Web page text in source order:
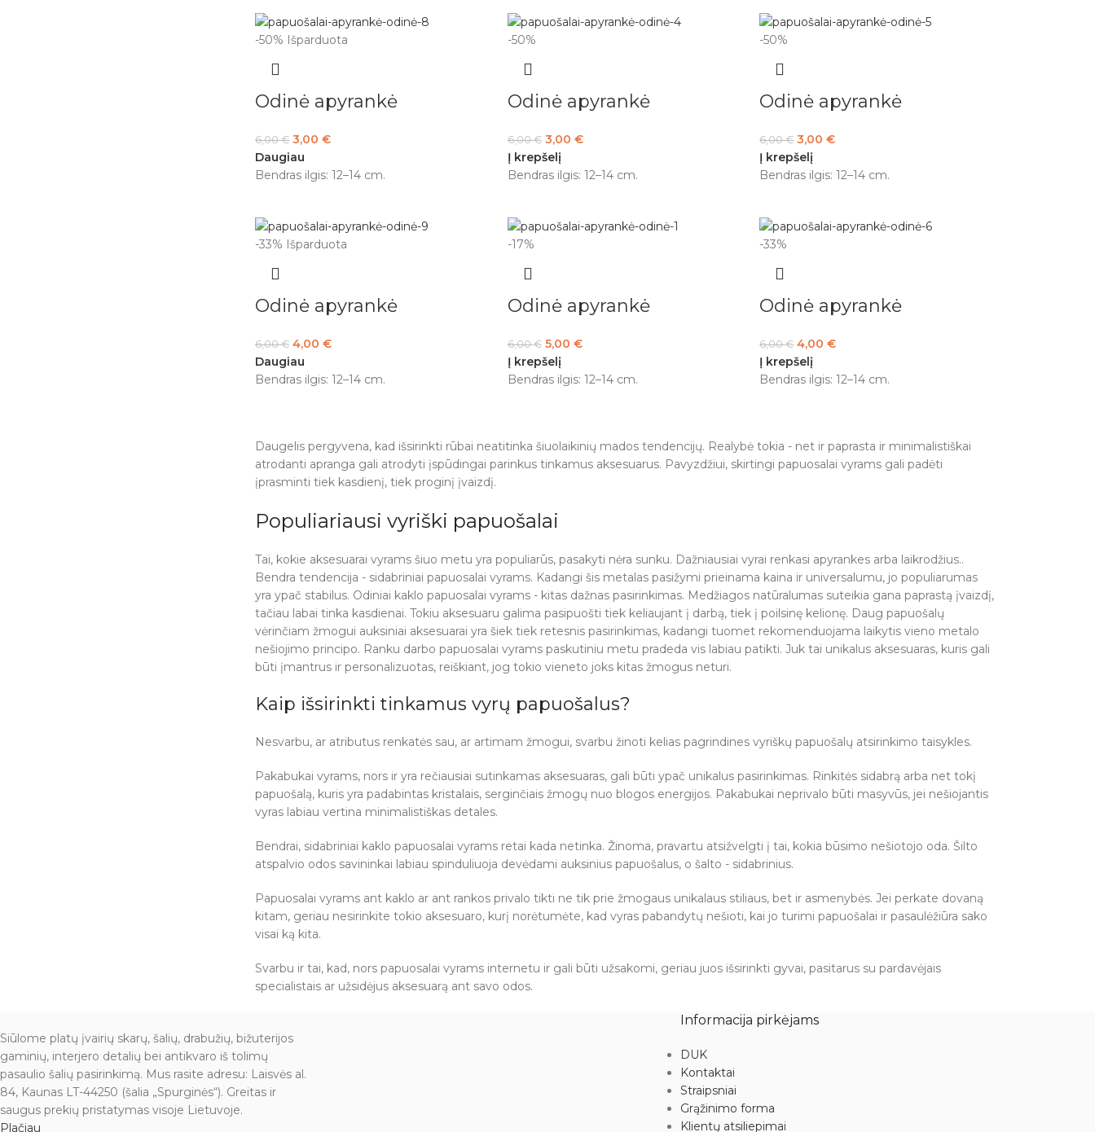
-50% Išparduota
Odinė apyrankė
6,00€ 3,00 €
Daugiau
Bendras ilgis: 12–14 cm.
-50%
Odinė apyrankė
6,00€ 3,00 €
Į krepšelį
Bendras ilgis: 12–14 cm.
-50%
Odinė apyrankė
6,00€ 3,00€
Į krepšelį
Bendras ilgis: 12–14 cm.
-33% Išparduota
Odinė apyrankė
6,00€ 4,00 €
Daugiau
Bendras ilgis: 12–14 cm.
-17%
Odinė apyrankė
6,00€ 5,00 €
Į krepšelį
Bendras ilgis: 12–14 cm.
-33%
Odinė apyrankė
6,00€ 4,00€
Į krepšelį
Bendras ilgis: 12–14 cm.
Daugelis pergyvena, kad išsirinkti rūbai neatitinka šiuolaikinių mados tendencijų. Realybė tokia - net ir paprasta ir minimalistiškai
atrodanti apranga gali atrodyti įspūdingai parinkus tinkamus aksesuarus. Pavyzdžiui, skirtingi papuosalai vyrams gali padėti
įprasminti tiek kasdienį, tiek proginį įvaizdį.
Populiariausi vyriški papuošalai
Tai, kokie aksesuarai vyrams šiuo metu yra populiarūs, pasakyti nėra sunku. Dažniausiai vyrai renkasi apyrankes arba laikrodžius..
Bendra tendencija - sidabriniai papuosalai vyrams. Kadangi šis metalas pasižymi prieinama kaina ir universalumu, jo populiarumas
yra ypač stabilus. Odiniai kaklo papuosalai vyrams - kitas dažnas pasirinkimas. Medžiagos natūralumas suteikia gana paprastą įvaizdį,
tačiau labai tinka kasdienai. Tokiu aksesuaru galima pasipuošti tiek keliaujant į darbą, tiek į poilsinę kelionę. Daug papuošalų
vėrinčiam žmogui auksiniai aksesuarai yra šiek tiek retesnis pasirinkimas, kadangi tuomet rekomenduojama laikytis vieno metalo
nešiojimo principo. Ranku darbo papuosalai vyrams paskutiniu metu pradeda vis labiau patikti. Juk tai unikalus aksesuaras, kuris gali
būti įmantrus ir personalizuotas, reiškiant, jog tokio vieneto joks kitas žmogus neturi.
Kaip išsirinkti tinkamus vyrų papuošalus?
Nesvarbu, ar atributus renkatės sau, ar artimam žmogui, svarbu žinoti kelias pagrindines vyriškų papuošalų atsirinkimo taisykles.
Pakabukai vyrams, nors ir yra rečiausiai sutinkamas aksesuaras, gali būti ypač unikalus pasirinkimas. Rinkitės sidabrą arba net tokį
papuošalą, kuris yra padabintas kristalais, serginčiais žmogų nuo blogos energijos. Pakabukai neprivalo būti masyvūs, jei nešiojantis
vyras labiau vertina minimalistiškas detales.
Bendrai, sidabriniai kaklo papuosalai vyrams retai kada netinka. Žinoma, pravartu atsižvelgti į tai, kokia būsimo nešiotojo oda. Šilto
atspalvio odos savininkai labiau spinduliuoja devėdami auksinius papuošalus, o šalto - sidabrinius.
Papuosalai vyrams ant kaklo ar ant rankos privalo tikti ne tik prie žmogaus unikalaus stiliaus, bet ir asmenybės. Jei perkate dovaną
kitam, geriau nesirinkite tokio aksesuaro, kurį norėtumėte, kad vyras pabandytų nešioti, kai jo turimi papuošalai ir pasaulėžiūra sako
visai ką kita.
Svarbu ir tai, kad, nors papuosalai vyrams internetu ir gali būti užsakomi, geriau juos išsirinkti gyvai, pasitarus su pardavėjais
specialistais ar užsidėjus aksesuarą ant savo odos.
Siūlome platų įvairių skarų, šalių, drabužių, bižuterijos
gaminių, interjero detalių bei antikvaro iš tolimų
pasaulio šalių pasirinkimą. Mus rasite adresu: Laisvės al.
84, Kaunas LT-44250 (šalia „Spurginės“). Greitas ir
saugus prekių pristatymas visoje Lietuvoje.
Plačiau
Informacija pirkėjams
DUK
Kontaktai
Straipsniai
Grąžinimo forma
Klientų atsiliepimai